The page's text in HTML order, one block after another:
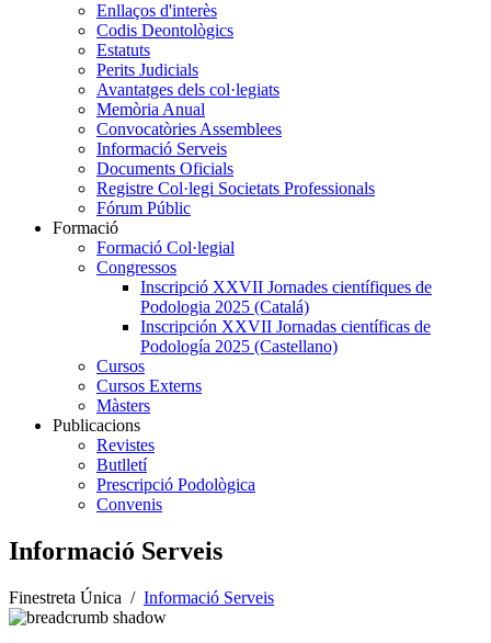
Enllaços d'interès
Codis Deontològics
Estatuts
Perits Judicials
Avantatges dels col·legiats
Memòria Anual
Convocatòries Assemblees
Informació Serveis
Documents Oficials
Registre Col·legi Societats Professionals
Fórum Públic
Formació
Formació Col·legial
Congressos
Inscripció XXVII Jornades científiques de
Podologia 2025 (Catalá)
Inscripción XXVII Jornadas científicas de
Podología 2025 (Castellano)
Cursos
Cursos Externs
Màsters
Publicacions
Revistes
Butlletí
Prescripció Podològica
Convenis
Informació Serveis
Finestreta Única / Informació Serveis